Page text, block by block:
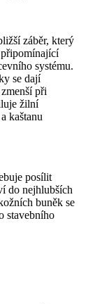
záběr, který
systému.
se dají
při
žilní
kaštanu
posílit
do nejhlubších
buněk se
stavebního